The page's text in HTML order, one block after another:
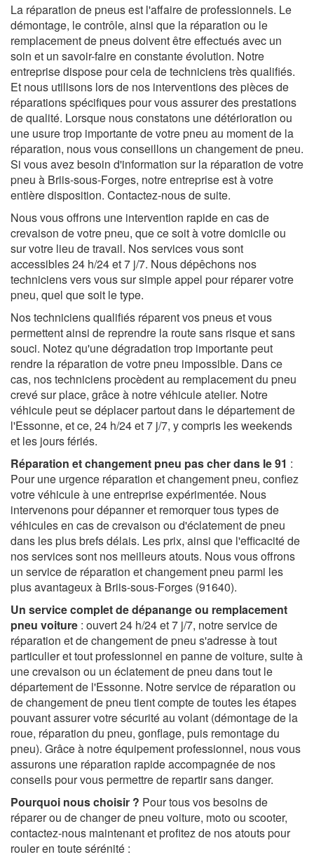
La réparation de pneus est l'affaire de professionnels. Le
démontage, le contrôle, ainsi que la réparation ou le
remplacement de pneus doivent être effectués avec un
soin et un savoir-faire en constante évolution. Notre
entreprise dispose pour cela de techniciens très qualifiés.
Et nous utilisons lors de nos interventions des pièces de
réparations spécifiques pour vous assurer des prestations
de qualité. Lorsque nous constatons une détérioration ou
une usure trop importante de votre pneu au moment de la
réparation, nous vous conseillons un changement de pneu.
Si vous avez besoin d'information sur la réparation de votre
pneu à Briis-sous-Forges, notre entreprise est à votre
entière disposition. Contactez-nous de suite.
Nous vous offrons une intervention rapide en cas de
crevaison de votre pneu, que ce soit à votre domicile ou
sur votre lieu de travail. Nos services vous sont
accessibles 24 h/24 et 7 j/7. Nous dépêchons nos
techniciens vers vous sur simple appel pour réparer votre
pneu, quel que soit le type.
Nos techniciens qualifiés réparent vos pneus et vous
permettent ainsi de reprendre la route sans risque et sans
souci. Notez qu'une dégradation trop importante peut
rendre la réparation de votre pneu impossible. Dans ce
cas, nos techniciens procèdent au remplacement du pneu
crevé sur place, grâce à notre véhicule atelier. Notre
véhicule peut se déplacer partout dans le département de
l'Essonne, et ce, 24 h/24 et 7 j/7, y compris les weekends
et les jours fériés.
Réparation et changement pneu pas cher dans le 91 :
Pour une urgence réparation et changement pneu, confiez
votre véhicule à une entreprise expérimentée. Nous
intervenons pour dépanner et remorquer tous types de
véhicules en cas de crevaison ou d'éclatement de pneu
dans les plus brefs délais. Les prix, ainsi que l'efficacité de
nos services sont nos meilleurs atouts. Nous vous offrons
un service de réparation et changement pneu parmi les
plus avantageux à Briis-sous-Forges (91640).
Un service complet de dépanange ou remplacement
pneu voiture : ouvert 24 h/24 et 7 j/7, notre service de
réparation et de changement de pneu s'adresse à tout
particulier et tout professionnel en panne de voiture, suite à
une crevaison ou un éclatement de pneu dans tout le
département de l'Essonne. Notre service de réparation ou
de changement de pneu tient compte de toutes les étapes
pouvant assurer votre sécurité au volant (démontage de la
roue, réparation du pneu, gonflage, puis remontage du
pneu). Grâce à notre équipement professionnel, nous vous
assurons une réparation rapide accompagnée de nos
conseils pour vous permettre de repartir sans danger.
Pourquoi nous choisir ? Pour tous vos besoins de
réparer ou de changer de pneu voiture, moto ou scooter,
contactez-nous maintenant et profitez de nos atouts pour
rouler en toute sérénité :